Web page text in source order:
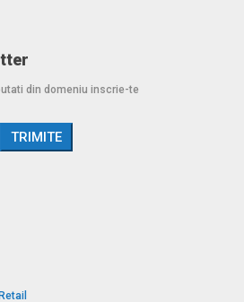
din domeniu inscrie-te